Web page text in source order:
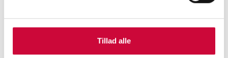
Tillad alle
Klokkerholm Karosseridele A/S